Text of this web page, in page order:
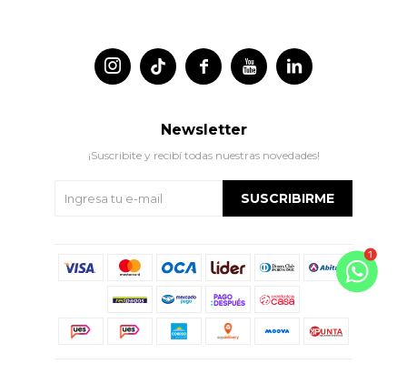
 
 
Newsletter
¡Suscribite y recibí todas nuestras novedades!
SUSCRIBIRME